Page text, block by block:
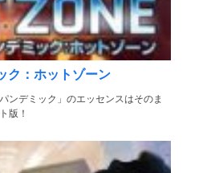
ク：ホットゾーン
ンデミック」のエッセンスはそのま
版！